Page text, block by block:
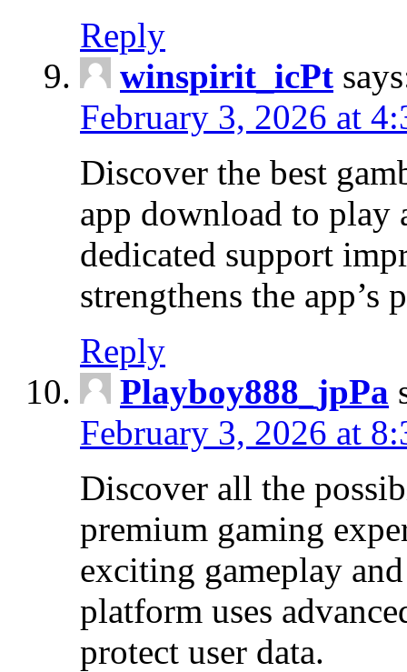
Reply
winspirit_icPt
February 3, 2026 at
Discover the best
app download to play
dedicated support
strengthens the app’s
Reply
Playboy888_jpPa
February 3, 2026 at
Discover all the
premium gaming
exciting gameplay
platform uses
protect user data.